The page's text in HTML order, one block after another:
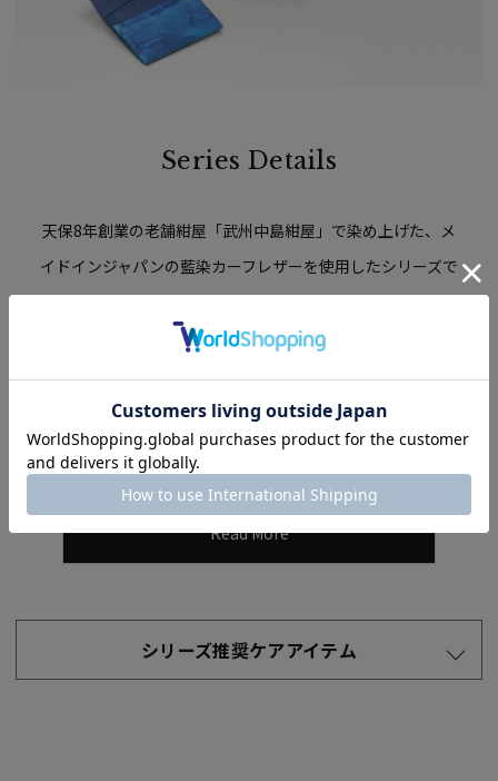
Series Details
天保8年創業の老舗紺屋「武州中島紺屋」で染め上げた、 メ
イドインジャパンの藍染カーフレザーを使用したシリーズで
す。北海道の大地で育てられた希少なベビーカーフ（生後6
ヶ月未満の仔牛）原皮、徳島産の藍を原料に使い、伝統工
ねることで、古くから日本の色として親しまれてきた「ジャ
パンブルー」と呼ばれる独特の藍色が生まれます。
Read More
シリーズ推奨ケアアイテム